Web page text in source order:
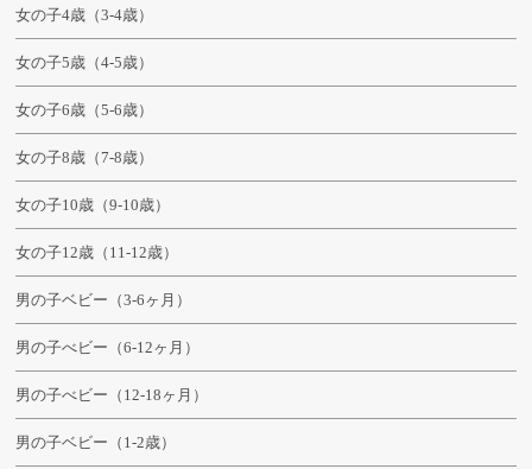
女の子4歳（3-4歳）
女の子5歳（4-5歳）
女の子6歳（5-6歳）
女の子8歳（7-8歳）
女の子10歳（9-10歳）
女の子12歳（11-12歳）
男の子ベビー（3-6ヶ月）
男の子べビー（6-12ヶ月）
男の子べビー（12-18ヶ月）
男の子ベビー（1-2歳）